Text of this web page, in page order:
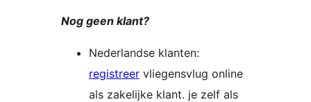
Nog geen klant?
Nederlandse klanten:
registreer vliegensvlug online
als zakelijke klant. je zelf als